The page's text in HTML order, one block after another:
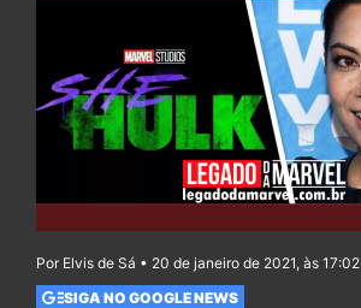
Por Elvis de Sá • 20 de janeiro de 2021, às 17:02
SIGA NO GOOGLE NEWS